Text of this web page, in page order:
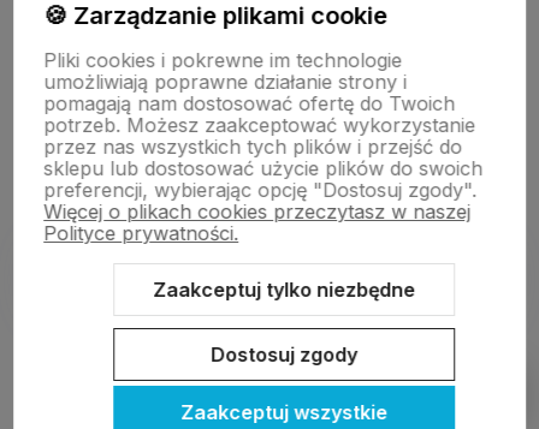
O nas
Sklep internetowy Shoper.pl Szablon Shoper Modern 3.0™
🍪 Zarządzanie plikami cookie
Pliki cookies i pokrewne im technologie
umożliwiają poprawne działanie strony i
pomagają nam dostosować ofertę do Twoich
potrzeb. Możesz zaakceptować wykorzystanie
przez nas wszystkich tych plików i przejść do
sklepu lub dostosować użycie plików do swoich
preferencji, wybierając opcję "Dostosuj zgody".
Więcej o plikach cookies przeczytasz w naszej
Polityce prywatności.
Zaakceptuj tylko niezbędne
Dostosuj zgody
Zaakceptuj wszystkie